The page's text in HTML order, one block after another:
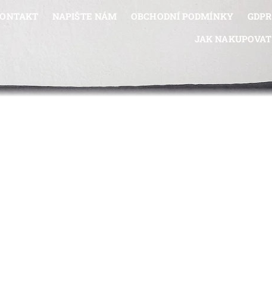
NAPIŠTE NÁM OBCHODNÍ PODMÍNKY
GDPR
JAK NAKUPOVAT